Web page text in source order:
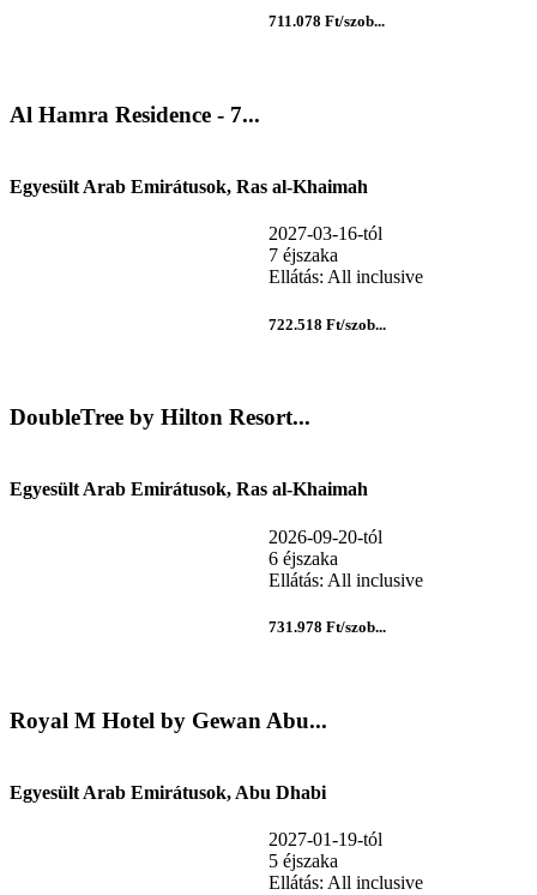
711.078 Ft/szob...
Al Hamra Residence - 7...
Egyesült Arab Emirátusok, Ras al-Khaimah
2027-03-16-tól
7 éjszaka
Ellátás: All inclusive
722.518 Ft/szob...
DoubleTree by Hilton Resort...
Egyesült Arab Emirátusok, Ras al-Khaimah
2026-09-20-tól
6 éjszaka
Ellátás: All inclusive
731.978 Ft/szob...
Royal M Hotel by Gewan Abu...
Egyesült Arab Emirátusok, Abu Dhabi
2027-01-19-tól
5 éjszaka
Ellátás: All inclusive